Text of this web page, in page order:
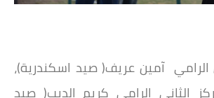
الرامي آمين عريف( صيد اسكندرية)،
الثانى الرامي كريم الديب( صيد